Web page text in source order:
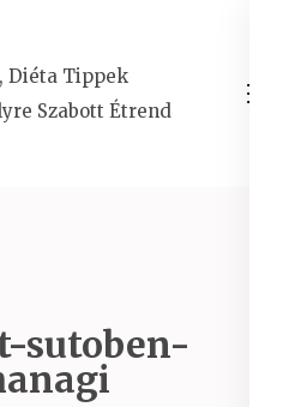
Diéta Tippek
Szabott Étrend
sutoben-